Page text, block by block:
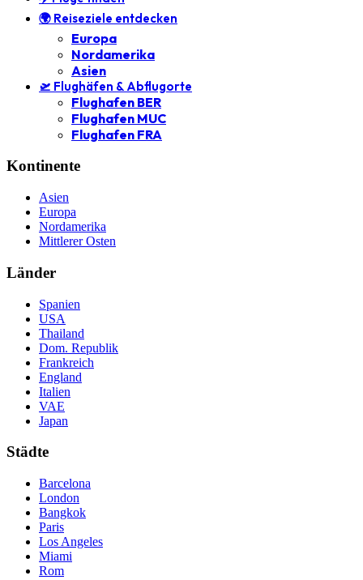
🌍 Reiseziele entdecken
Europa
Nordamerika
Asien
🛫 Flughäfen & Abflugorte
Flughafen BER
Flughafen MUC
Flughafen FRA
Kontinente
Asien
Europa
Nordamerika
Mittlerer Osten
Länder
Spanien
USA
Thailand
Dom. Republik
Frankreich
England
Italien
VAE
Japan
Städte
Barcelona
London
Bangkok
Paris
Los Angeles
Miami
Rom